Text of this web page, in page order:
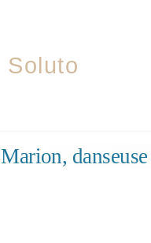
Soluto
Marion,